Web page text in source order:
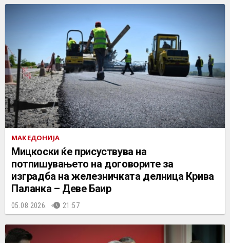
МАКЕДОНИЈА
Мицкоски ќе присуствува на
потпишувањето на договорите за
изградба на железничката делница Крива
Паланка – Деве Баир
05.08.2026. 21:57